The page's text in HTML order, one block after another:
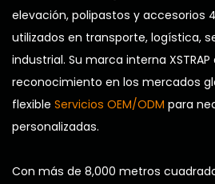
elevación, polipastos y accesorios
utilizados en transporte, logística,
industrial. Su marca interna
reconocimiento en los mercados
flexible Servicios OEM/ODM para
personalizadas.
Con más de 8,000 metros